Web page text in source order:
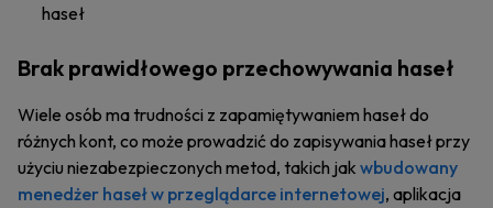
haseł
Brak prawidłowego przechowywania haseł
Wiele osób ma trudności z zapamiętywaniem haseł do
różnych kont, co może prowadzić do zapisywania haseł przy
użyciu niezabezpieczonych metod, takich jak wbudowany
menedżer haseł w przeglądarce internetowej, aplikacja